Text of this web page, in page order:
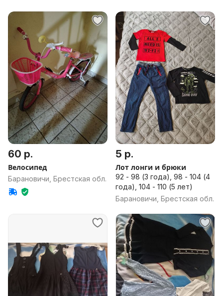
60 р.
Велосипед
Барановичи, Брестская обл.
5 р.
Лот лонги и брюки
92 - 98 (3 года), 98 - 104 (4
года), 104 - 110 (5 лет)
Барановичи, Брестская обл.